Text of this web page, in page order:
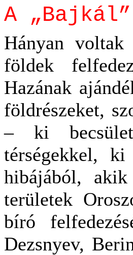
A
Hányan
földek
Hazának
földrészeket,
– ki
térségekkel,
hibájából,
területek
bíró
Dezsnyev,